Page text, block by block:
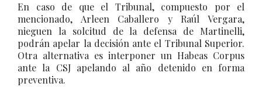
En caso de que el Tribunal, compuesto por el
mencionado, Arleen Caballero y Raúl Vergara,
nieguen la solcitud de la defensa de Martinelli,
podrán apelar la decisión ante el Tribunal Superior.
Otra alternativa es interponer un Habeas Corpus
ante la CSJ apelando al año detenido en forma
preventiva.